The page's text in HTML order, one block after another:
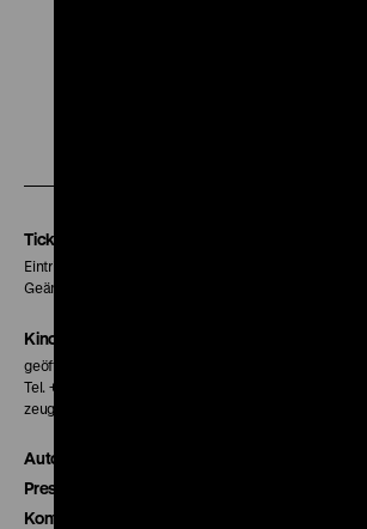
Tickets
Eintritt 5 €
Geänderte Preise sind im Programm vermerkt.
Kinokasse
geöffnet 30 Minuten vor Beginn der ersten Vorstellung
Tel. + 49 30 20304-770
zeughauskino@dhm.de
Autor*innen
Presse
Kontakt